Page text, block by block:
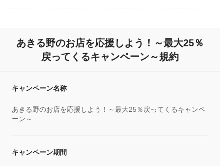
あきる野のお店を応援しよう！～最大25％
戻ってくるキャンペーン～規約
キャンペーン名称
あきる野のお店を応援しよう！～最大25％戻ってくるキャンペ
ーン～
キャンペーン期間